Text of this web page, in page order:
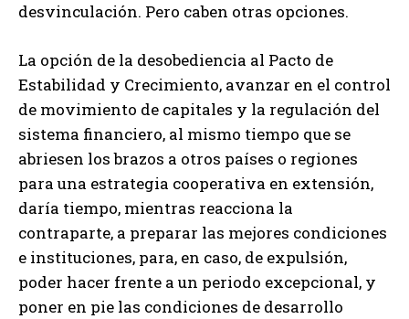
desvinculación. Pero caben otras opciones.
La opción de la desobediencia al Pacto de
Estabilidad y Crecimiento, avanzar en el control
de movimiento de capitales y la regulación del
sistema financiero, al mismo tiempo que se
abriesen los brazos a otros países o regiones
para una estrategia cooperativa en extensión,
daría tiempo, mientras reacciona la
contraparte, a preparar las mejores condiciones
e instituciones, para, en caso, de expulsión,
poder hacer frente a un periodo excepcional, y
poner en pie las condiciones de desarrollo